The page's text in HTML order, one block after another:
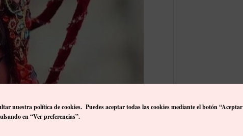
nuestra política de cookies. Puedes aceptar todas las cookies mediante el botón “Aceptar
en “Ver preferencias”.